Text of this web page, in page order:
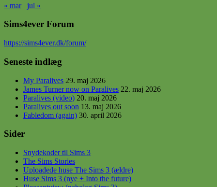
« mar
jul »
Sims4ever Forum
https://sims4ever.dk/forum/
Seneste indlæg
My Paralives 29. maj 2026
James Turner now on Paralives 22. maj 2026
Paralives (video) 20. maj 2026
Paralives out soon 13. maj 2026
Fabledom (again) 30. april 2026
Sider
Snydekoder til Sims 3
The Sims Stories
Uploadede huse The Sims 3 (ældre)
Huse Sims 3 (nye + Into the future)